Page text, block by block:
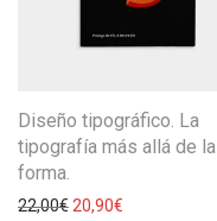
Diseño tipográfico. La
tipografía más allá de la
forma.
22,00€20,90€